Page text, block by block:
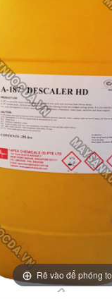
Rê vào để phóng to